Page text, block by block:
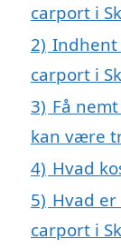
carport i
2) Indhent
carport i
3) Få
kan være
4) Hvad
5) Hvad
carport i